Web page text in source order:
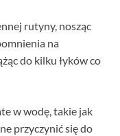
rutyny, nosząc
na
do kilku łyków co
w wodę, takie jak
przyczynić się do